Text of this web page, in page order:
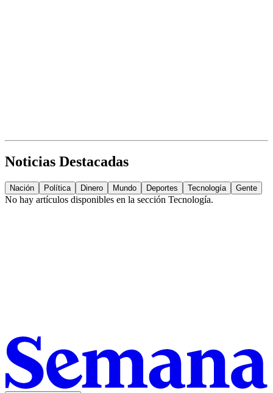
Noticias Destacadas
Nación Política Dinero Mundo Deportes Tecnología Gente
No hay artículos disponibles en la sección Tecnología.